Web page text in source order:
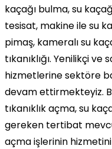
kaçağı bulma, su
tesisat, makine ile su
pimaş, kameralı su
tıkanıklığı. Yenilikçi
hizmetlerine sektöre
devam ettirmekteyiz.
tıkanıklık açma, su
gereken tertibat
açma işlerinin